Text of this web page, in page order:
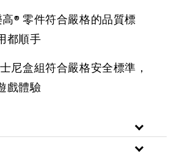
高® 零件符合嚴格的品質標
都順手
尼盒組符合嚴格安全標準，
戲體驗